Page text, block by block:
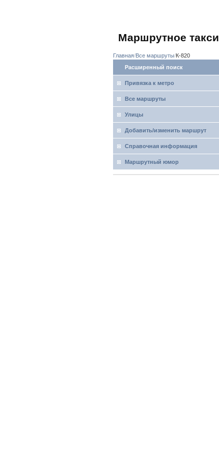
Маршрутное такси
Главная Все маршруты К-820
Расширенный поиск
Привязка к метро
Все маршруты
Улицы
Добавить/изменить маршрут
Справочная информация
Маршрутный юмор